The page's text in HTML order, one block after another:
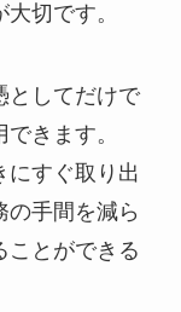
切です。
としてだけで
きます。
にすぐ取り出
の手間を減ら
ことができる